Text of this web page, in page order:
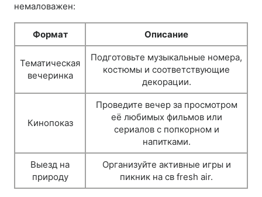
немаловажен:
Формат Описание
Тематическая
вечеринка
Подготовьте музыкальные номера,
костюмы и соответствующие
декорации.
Кинопоказ
Проведите вечер за просмотром
её любимых фильмов или
сериалов с попкорном и
напитками.
Выезд на
природу
Организуйте активные игры и
пикник на св fresh air.